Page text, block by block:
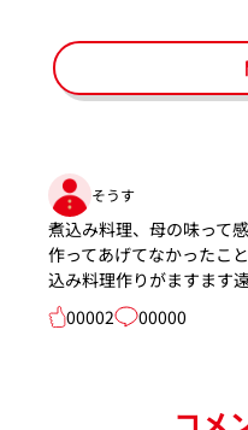
そうす
煮込み料理、母の味って
作ってあげてなかったこ
込み料理作りがますます遠
00002
00000